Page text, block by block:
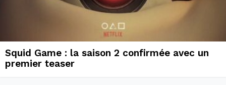
Squid Game : la saison 2 confirmée avec un
premier teaser